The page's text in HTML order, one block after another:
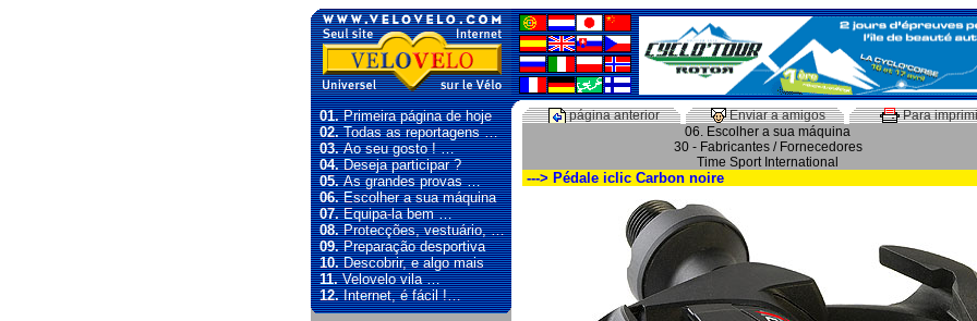
01.Primeira página de hoje
02.Todas as reportagens …
03.Ao seu gosto ! …
04.Deseja participar ?
05.As grandes provas …
06.Escolher a sua máquina
07.Equipa-la bem …
08.Protecções, vestuário, …
09.Preparação desportiva
10.Descobrir, e algo mais
11.Velovelo vila …
12.Internet, é fácil !…
página anterior Enviar a amigos
Para
06. Escolher a sua máquina
30 - Fabricantes / Fornecedores
Time Sport International
---> Pédale iclic Carbon noire